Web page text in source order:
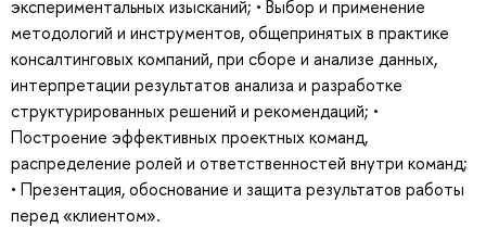
экспериментальных изысканий; • Выбор и применение
методологий и инструментов, общепринятых в практике
консалтинговых компаний, при сборе и анализе данных,
интерпретации результатов анализа и разработке
структурированных решений и рекомендаций; •
Построение эффективных проектных команд,
распределение ролей и ответственностей внутри команд;
• Презентация, обоснование и защита результатов работы
перед «клиентом».